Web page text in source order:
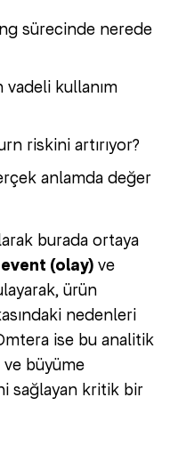
sürecinde nerede
kullanım
riskini artırıyor?
anlamda değer
burada ortaya
event (olay) ve
ürün
nedenleri
ise bu analitik
ve büyüme
sağlayan kritik bir